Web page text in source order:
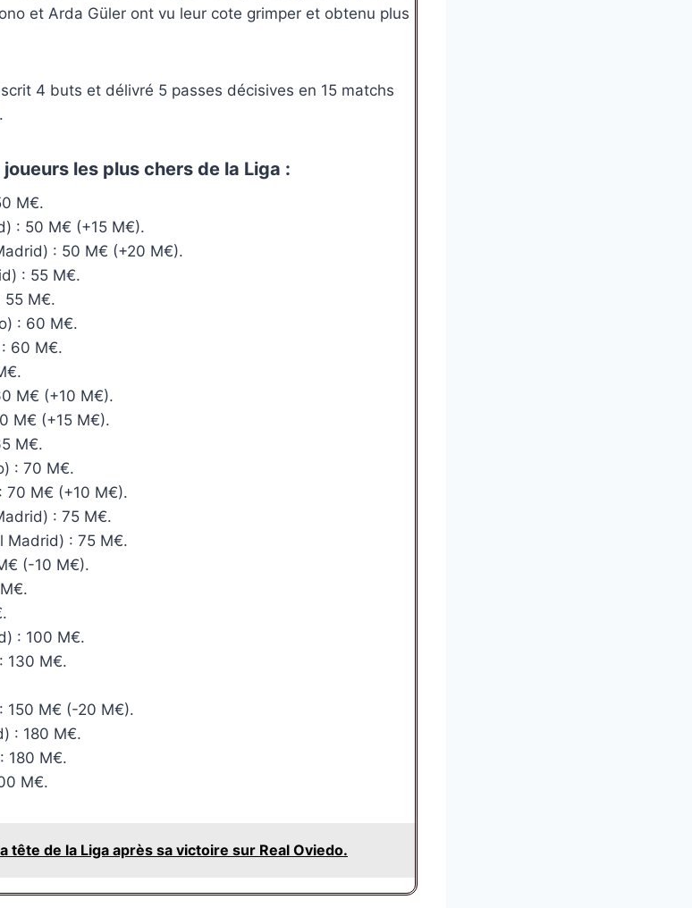
et Arda Güler ont vu leur cote grimper et obtenu plus
4 buts et délivré 5 passes décisives en 15 matchs
les plus chers de la Liga :
M€.
: 50 M€ (+15 M€).
: 50 M€ (+20 M€).
: 55 M€.
55 M€.
: 60 M€.
60 M€.
M€ (+10 M€).
M€ (+15 M€).
M€.
: 70 M€.
70 M€ (+10 M€).
: 75 M€.
Madrid) : 75 M€.
(-10 M€).
: 100 M€.
130 M€.
150 M€ (-20 M€).
: 180 M€.
180 M€.
M€.
tête de la Liga après sa victoire sur Real Oviedo.